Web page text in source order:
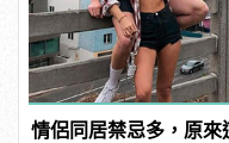
情侶同居禁忌多，原